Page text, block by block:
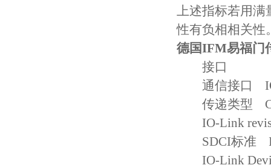
上述指标若用满
性有负相相关性
德国IFM易福门
接口
通信接口
传递类型
IO-Link
SDCI标准
IO-Link